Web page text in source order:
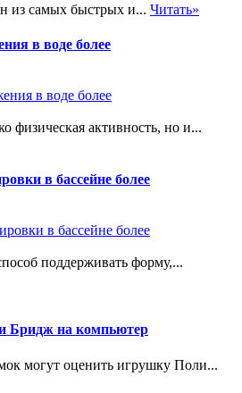
из самых быстрых и... Читать»
в воде более
физическая активность, но и...
в бассейне более
поддерживать форму,...
Бридж на компьютер
могут оценить игрушку Поли...